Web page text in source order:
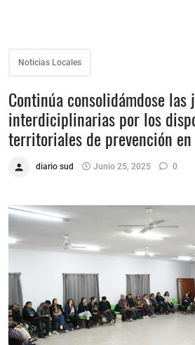
Noticias Locales
Continúa consolidámdose las
interdiciplinarias por los
territoriales de prevención
diario sud Junio 25, 2025 0